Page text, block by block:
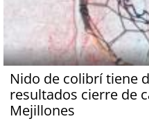
Nido de colibrí tiene
resultados cierre de
Mejillones